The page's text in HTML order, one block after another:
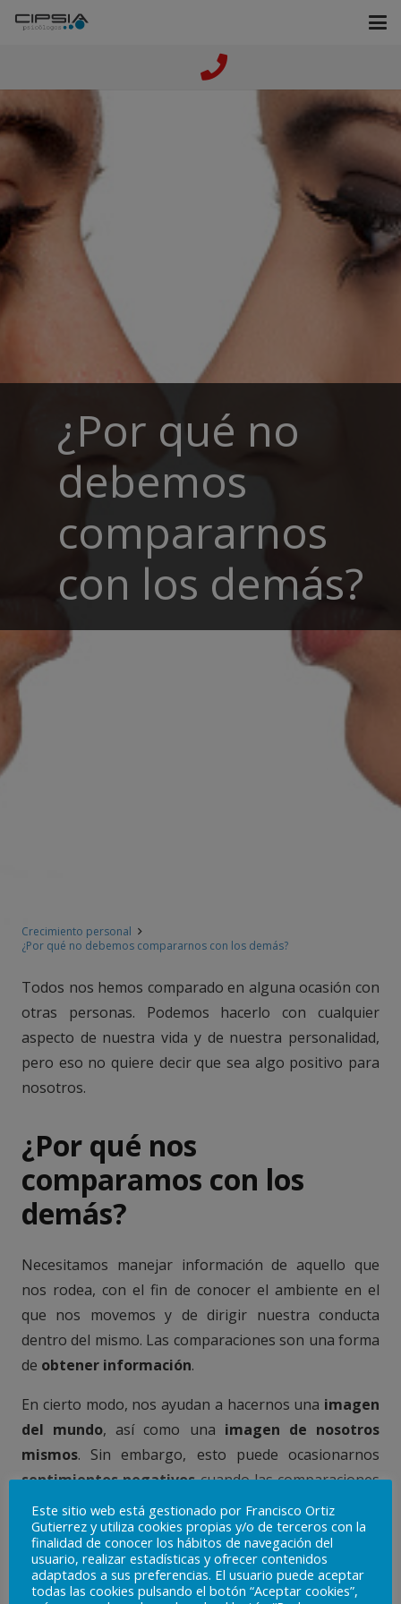
¿Por qué no
debemos
compararnos
con los demás?
Crecimiento personal
¿Por qué no debemos compararnos con los demás?
Todos nos hemos comparado en alguna ocasión con
otras personas. Podemos hacerlo con cualquier
aspecto de nuestra vida y de nuestra personalidad,
pero eso no quiere decir que sea algo positivo para
nosotros.
¿Por qué nos
comparamos con los
demás?
Necesitamos manejar información de aquello que
nos rodea, con el fin de conocer el ambiente en el
que nos movemos y de dirigir nuestra conducta
dentro del mismo. Las comparaciones son una forma
de obtener información.
En cierto modo, nos ayudan a hacernos una imagen
del mundo, así como una imagen de nosotros
mismos. Sin embargo, esto puede ocasionarnos
sentimientos negativoscuando las comparaciones
no son realistas o cuando hacen que nos valoremos
menos como consecuencia de no alcanzar un punto
de referencia. En este caso aparecen sentimientos de
envidia,rencor,celos… que generan malestar en la
Este sitio web está gestionado por Francisco Ortiz
Gutierrez y utiliza cookies propias y/o de terceros con la
finalidad de conocer los hábitos de navegación del
usuario, realizar estadísticas y ofrecer contenidos
adaptados a sus preferencias. El usuario puede aceptar
todas las cookies pulsando el botón “Aceptar cookies”,